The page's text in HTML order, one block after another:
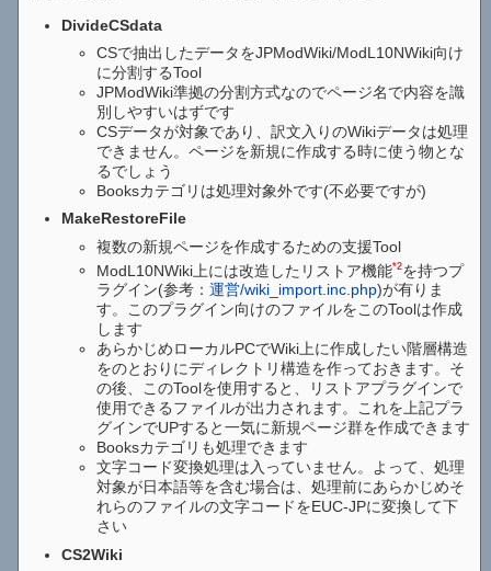
DivideCSdata
CSで抽出したデータをJPModWiki/ModL10NWiki向け
に分割するTool
JPModWiki準拠の分割方式なのでページ名で内容を識
別しやすいはずです
CSデータが対象であり、訳文入りのWikiデータは処理
できません。ページを新規に作成する時に使う物とな
るでしょう
Booksカテゴリは処理対象外です(不必要ですが)
MakeRestoreFile
複数の新規ページを作成するための支援Tool
ModL10NWiki上には改造したリストア機能*2を持つプ
ラグイン(参考：運営/wiki_import.inc.php)が有りま
す。このプラグイン向けのファイルをこのToolは作成
します
あらかじめローカルPCでWiki上に作成したい階層構造
をのとおりにディレクトリ構造を作っておきます。そ
の後、このToolを使用すると、リストアプラグインで
使用できるファイルが出力されます。これを上記プラ
グインでUPすると一気に新規ページ群を作成できます
Booksカテゴリも処理できます
文字コード変換処理は入っていません。よって、処理
対象が日本語等を含む場合は、処理前にあらかじめそ
れらのファイルの文字コードをEUC-JPに変換して下
さい
CS2Wiki